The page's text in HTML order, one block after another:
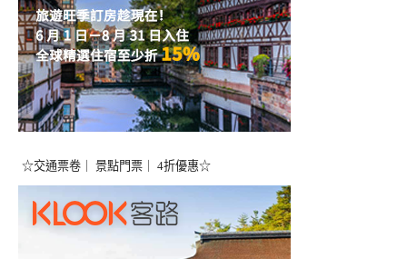
☆交通票卷｜ 景點門票｜ 4折優惠☆